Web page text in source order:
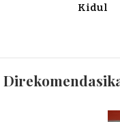
Kidul